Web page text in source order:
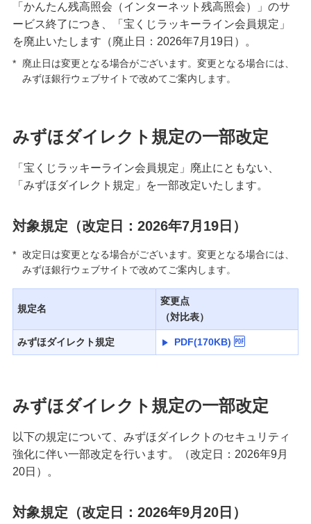
「かんたん残高照会（インターネット残高照会）」のサ
ービス終了につき、「宝くじラッキーライン会員規定」
を廃止いたします（廃止日：2026年7月19日）。
*
廃止日は変更となる場合がございます。変更となる場合には、
みずほ銀行ウェブサイトで改めてご案内します。
みずほダイレクト規定の一部改定
「宝くじラッキーライン会員規定」廃止にともない、
「みずほダイレクト規定」を一部改定いたします。
対象規定（改定日：2026年7月19日）
* 改定日は変更となる場合がございます。変更となる場合には、
みずほ銀行ウェブサイトで改めてご案内します。
規定名
変更点
（対比表）
みずほダイレクト規定 PDF(170KB)
みずほダイレクト規定の一部改定
以下の規定について、みずほダイレクトのセキュリティ
強化に伴い一部改定を行います。（改定日：2026年9月
20日）。
対象規定（改定日：2026年9月20日）